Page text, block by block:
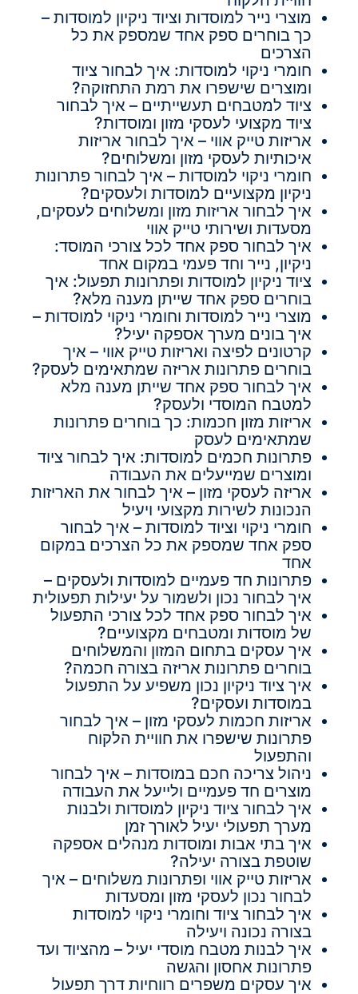
מוצרי נייר למוסדות וציוד ניקיון למוסדות –
כך בוחרים ספק אחד שמספק את כל
הצרכים
חומרי ניקוי למוסדות: איך לבחור ציוד
ומוצרים שישפרו את רמת התחזוקה?
ציוד למטבחים תעשייתיים – איך לבחור
ציוד מקצועי לעסקי מזון ומוסדות?
אריזות טייק אווי – איך לבחור אריזות
איכותיות לעסקי מזון ומשלוחים?
חומרי ניקוי למוסדות – איך לבחור פתרונות
ניקיון מקצועיים למוסדות ולעסקים?
איך לבחור אריזות מזון ומשלוחים לעסקים,
מסעדות ושירותי טייק אווי
איך לבחור ספק אחד לכל צורכי המוסד:
ניקיון, נייר וחד פעמי במקום אחד
ציוד ניקיון למוסדות ופתרונות תפעול: איך
בוחרים ספק אחד שייתן מענה מלא?
מוצרי נייר למוסדות וחומרי ניקוי למוסדות –
איך בונים מערך אספקה יעיל?
קרטונים לפיצה ואריזות טייק אווי – איך
בוחרים פתרונות אריזה שמתאימים לעסק?
איך לבחור ספק אחד שייתן מענה מלא
למטבח המוסדי ולעסק?
אריזות מזון חכמות: כך בוחרים פתרונות
שמתאימים לעסק
פתרונות חכמים למוסדות: איך לבחור ציוד
ומוצרים שמייעלים את העבודה
אריזה לעסקי מזון – איך לבחור את האריזות
הנכונות לשירות מקצועי ויעיל
חומרי ניקוי וציוד למוסדות – איך לבחור
ספק אחד שמספק את כל הצרכים במקום
אחד
פתרונות חד פעמיים למוסדות ולעסקים –
איך לבחור נכון ולשמור על יעילות תפעולית
איך לבחור ספק אחד לכל צורכי התפעול
של מוסדות ומטבחים מקצועיים?
איך עסקים בתחום המזון והמשלוחים
בוחרים פתרונות אריזה בצורה חכמה?
איך ציוד ניקיון נכון משפיע על התפעול
במוסדות ועסקים?
אריזות חכמות לעסקי מזון – איך לבחור
פתרונות שישפרו את חוויית הלקוח
והתפעול
ניהול צריכה חכם במוסדות – איך לבחור
מוצרים חד פעמיים ולייעל את העבודה
איך לבחור ציוד ניקיון למוסדות ולבנות
מערך תפעולי יעיל לאורך זמן
איך בתי אבות ומוסדות מנהלים אספקה
שוטפת בצורה יעילה?
אריזות טייק אווי ופתרונות משלוחים – איך
לבחור נכון לעסקי מזון ומסעדות
איך לבחור ציוד וחומרי ניקוי למוסדות
בצורה נכונה ויעילה
איך לבנות מטבח מוסדי יעיל – מהציוד ועד
פתרונות אחסון והגשה
איך עסקים משפרים רווחיות דרך תפעול